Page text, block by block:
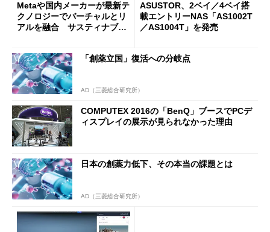
Metaや国内メーカーが最新テ
クノロジーでバーチャルとリ
アルを融合 サスティナブル
ASUSTOR、2ベイ／4ベイ搭
載エントリーNAS「AS1002T
／AS1004T」を発売
「創薬立国」復活への分岐点
AD（三菱総合研究所）
COMPUTEX 2016の「BenQ」ブースでPCデ
ィスプレイの展示が見られなかった理由
日本の創薬力低下、その本当の課題とは
AD（三菱総合研究所）